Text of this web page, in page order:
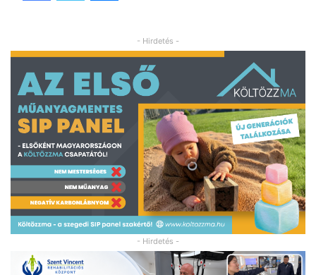
- Hirdetés -
- Hirdetés -